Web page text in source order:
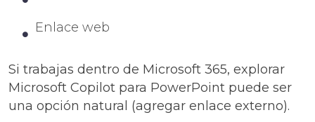
Enlace web
Si trabajas dentro de Microsoft 365, explorar
Microsoft Copilot para PowerPoint puede ser
una opción natural (agregar enlace externo).